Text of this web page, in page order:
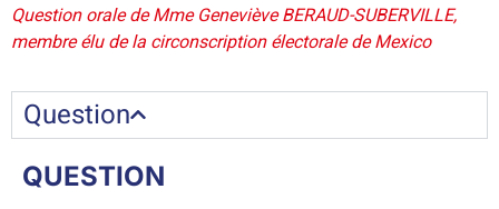
Question orale de Mme Geneviève BERAUD-SUBERVILLE,
membre élu de la circonscription électorale de Mexico
Question
QUESTION